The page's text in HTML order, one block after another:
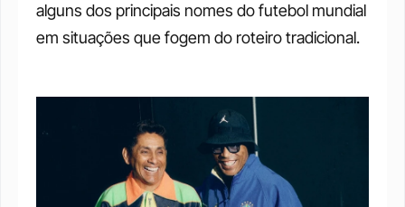
alguns dos principais nomes do futebol mundial
em situações que fogem do roteiro tradicional.